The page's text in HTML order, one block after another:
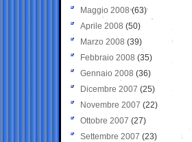
Maggio 2008(63)
Aprile 2008 (50)
Marzo 2008 (39)
Febbraio 2008 (35)
Gennaio 2008 (36)
Dicembre 2007 (25)
Novembre 2007 (22)
Ottobre 2007 (27)
Settembre 2007 (23)